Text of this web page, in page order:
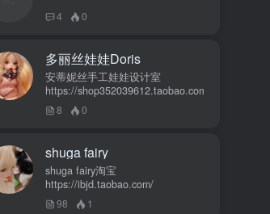
4 0
多丽丝娃娃Doris
安蒂妮丝手工娃娃设计室
https://shop352039612.taobao.com
8 0
shuga fairy
shuga fairy淘宝
https://ibjd.taobao.com/
98 1